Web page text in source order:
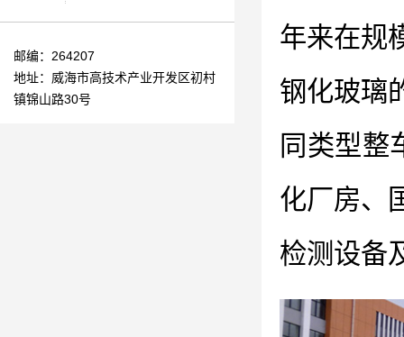
邮编：264207
地址：威海市高技术产业开发区初村
镇锦山路30号
年来在规
钢化玻璃
同类型整
化厂房、
检测设备